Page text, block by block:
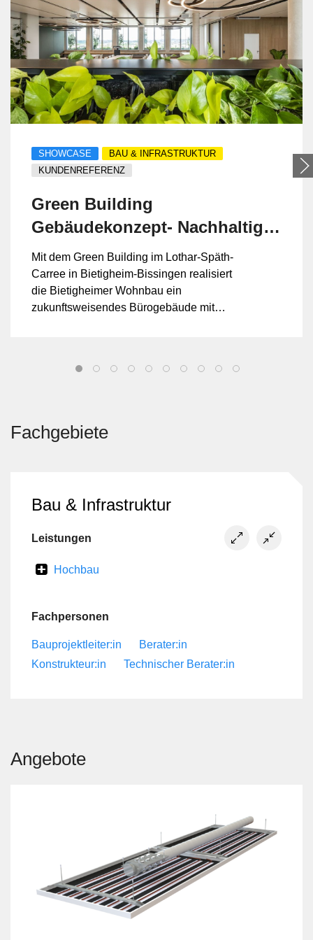
SHOWCASE
BAU & INFRASTRUKTUR
KUNDENREFERENZ
Green Building
Gebäudekonzept- Nachhaltiges
Raumklima für Büro und
Bildung
Mit dem Green Building im Lothar-Späth-
Carree in Bietigheim-Bissingen realisiert
die Bietigheimer Wohnbau ein
zukunftsweisendes Bürogebäude mit
ganzheitlichen ökologischen Ansatz.
Fachgebiete
Bau & Infrastruktur
Leistungen
Hochbau
Fachpersonen
Bauprojektleiter:in
Berater:in
Konstrukteur:in
Technischer Berater:in
Angebote